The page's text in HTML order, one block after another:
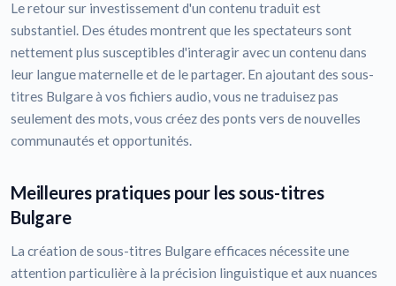
Le retour sur investissement d'un contenu traduit est
substantiel. Des études montrent que les spectateurs sont
nettement plus susceptibles d'interagir avec un contenu dans
leur langue maternelle et de le partager. En ajoutant des sous-
titres Bulgare à vos fichiers audio, vous ne traduisez pas
seulement des mots, vous créez des ponts vers de nouvelles
communautés et opportunités.
Meilleures pratiques pour les sous-titres
Bulgare
La création de sous-titres Bulgare efficaces nécessite une
attention particulière à la précision linguistique et aux nuances